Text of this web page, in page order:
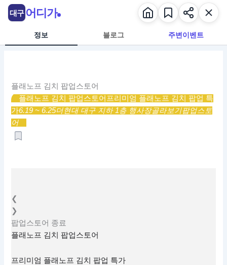
정보 블로그 주변이벤트
플래노프 김치 팝업스토어
플래노프 김치 팝업스토어 프리미엄 플래노프 김치 팝업 특
가6.19 ~ 6.25더현대 대구 지하 1층 행사장골라보기팝업스토
어
❮
❯
팝업스토어 종료
플래노프 김치 팝업스토어
프리미엄 플래노프 김치 팝업 특가
대구 어디가